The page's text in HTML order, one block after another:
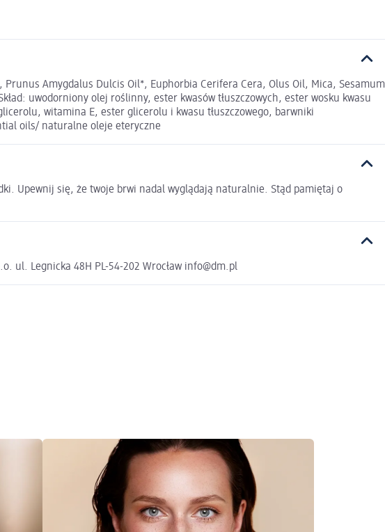
Amygdalus Dulcis Oil*, Euphorbia Cerifera Cera, Olus Oil, Mica, Sesamum
uwodorniony olej roślinny, ester kwasów tłuszczowych, ester wosku kwasu
witamina E, ester glicerolu i kwasu tłuszczowego, barwniki
oils/ naturalne oleje eteryczne
Upewnij się, że twoje brwi nadal wyglądają naturalnie. Stąd pamiętaj o
ul. Legnicka 48H PL-54-202 Wrocław info@dm.pl